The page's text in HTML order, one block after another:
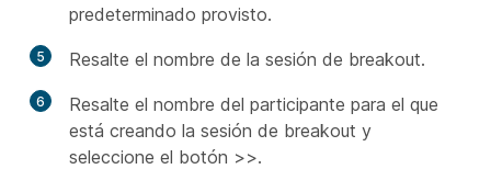
predeterminado provisto.
5 Resalte el nombre de la sesión de breakout.
6
Resalte el nombre del participante para el que
está creando la sesión de breakout y
seleccione el botón >>.